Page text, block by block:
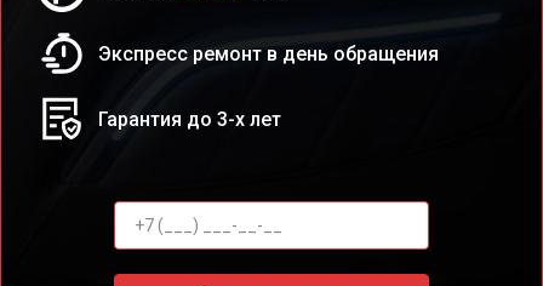
Экспресс ремонт в день обращения
Гарантия до 3-х лет